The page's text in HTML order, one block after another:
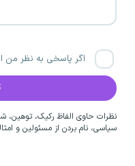
اگر پاسخی به نظر من
نظرات حاوی الفاظ رکیک، توهین،
سیاسی، نام بردن از مسئولین و